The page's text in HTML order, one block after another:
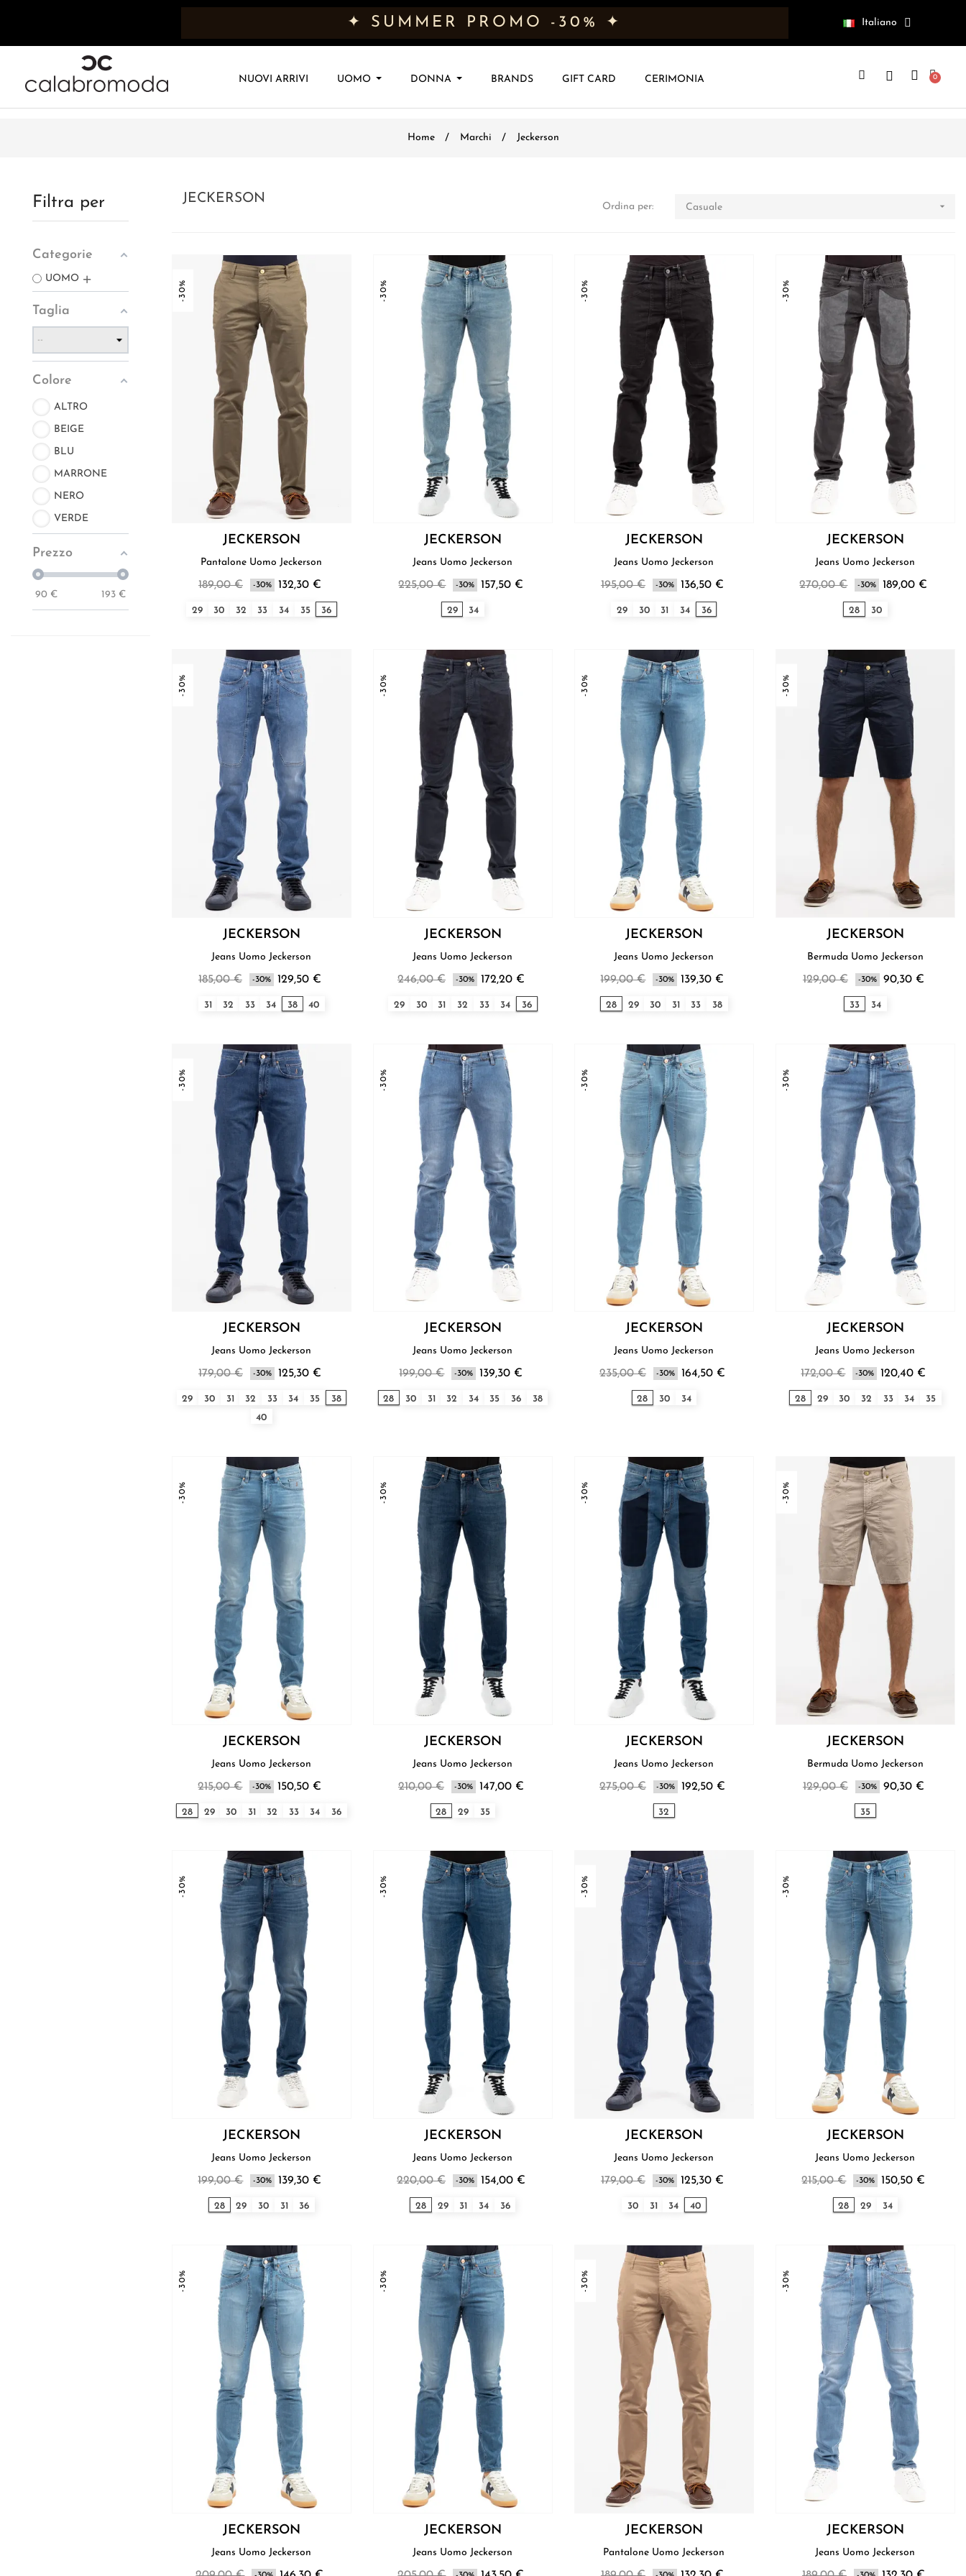
✦ SUMMER PROMO -30% ✦ Italiano
NUOVI ARRIVI UOMO DONNA BRANDS GIFT CARD CERIMONIA
Home Marchi Jeckerson
Filtra per
Categorie
UOMO
Taglia
Colore
ALTRO
BEIGE
BLU
MARRONE
NERO
VERDE
Prezzo
90 € 193 €
JECKERSON
Ordina per: Casuale 
-30%
JECKERSON
Pantalone Uomo Jeckerson
189,00 € -30% 132,30 €
29 30 32 33 34 35 36
-30%
JECKERSON
Jeans Uomo Jeckerson
225,00 € -30% 157,50 €
29 34
-30%
JECKERSON
Jeans Uomo Jeckerson
195,00 € -30% 136,50 €
29 30 31 34 36
-30%
JECKERSON
Jeans Uomo Jeckerson
270,00 € -30% 189,00 €
28 30
-30%
JECKERSON
Jeans Uomo Jeckerson
185,00 € -30% 129,50 €
31 32 33 34 38 40
-30%
JECKERSON
Jeans Uomo Jeckerson
246,00 € -30% 172,20 €
29 30 31 32 33 34 36
-30%
JECKERSON
Jeans Uomo Jeckerson
199,00 € -30% 139,30 €
28 29 30 31 33 38
-30%
JECKERSON
Bermuda Uomo Jeckerson
129,00 € -30% 90,30 €
33 34
-30%
JECKERSON
Jeans Uomo Jeckerson
179,00 € -30% 125,30 €
29 30 31 32 33 34 35
38
40
-30%
JECKERSON
Jeans Uomo Jeckerson
199,00 € -30% 139,30 €
28 30 31 32 34 35 36 38
-30%
JECKERSON
Jeans Uomo Jeckerson
235,00 € -30% 164,50 €
28 30 34
-30%
JECKERSON
Jeans Uomo Jeckerson
172,00 € -30% 120,40 €
28 29 30 32 33 34 35
-30%
JECKERSON
Jeans Uomo Jeckerson
215,00 € -30% 150,50 €
28 29 30 31 32 33 34 36
-30%
JECKERSON
Jeans Uomo Jeckerson
210,00 € -30% 147,00 €
28 29 35
-30%
JECKERSON
Jeans Uomo Jeckerson
275,00 € -30% 192,50 €
32
-30%
JECKERSON
Bermuda Uomo Jeckerson
129,00 € -30% 90,30 €
35
-30%
JECKERSON
Jeans Uomo Jeckerson
199,00 € -30% 139,30 €
28 29 30 31 36
-30%
JECKERSON
Jeans Uomo Jeckerson
220,00 € -30% 154,00 €
28 29 31 34 36
-30%
JECKERSON
Jeans Uomo Jeckerson
179,00 € -30% 125,30 €
30 31 34 40
-30%
JECKERSON
Jeans Uomo Jeckerson
215,00 € -30% 150,50 €
28 29 34
-30%
JECKERSON
Jeans Uomo Jeckerson
-30%
JECKERSON
Jeans Uomo Jeckerson
-30%
JECKERSON
Pantalone Uomo Jeckerson
-30%
JECKERSON
Jeans Uomo Jeckerson